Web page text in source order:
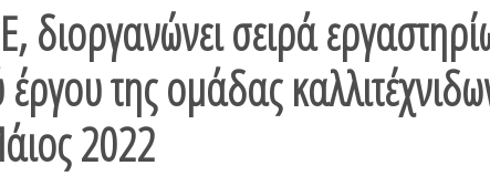
σειρά
της ομάδας
2022